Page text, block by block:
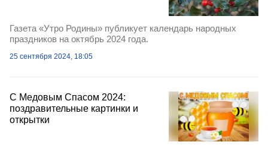
Газета «Утро Родины» публикует календарь народных
праздников на октябрь 2024 года.
25 сентября 2024, 18:05
С Медовым Спасом 2024:
поздравительные картинки и
открытки